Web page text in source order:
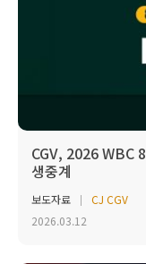
CGV, 2026 WBC
생중계
보도자료
CJ CGV
2026.03.12